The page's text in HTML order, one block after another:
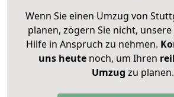
Wenn Sie einen Umzug von
planen, zögern Sie nicht,
Hilfe in Anspruch zu nehmen.
uns heutenoch, um Ihren
Umzug zu planen.